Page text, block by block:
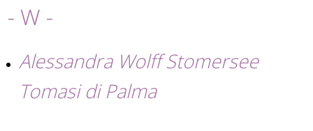
- W -
Alessandra Wolff Stomersee
Tomasi di Palma